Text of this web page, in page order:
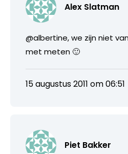
Alex Slatman
@albertine, we zijn niet
met meten 🙂
15 augustus 2011 om 06:51
Piet Bakker